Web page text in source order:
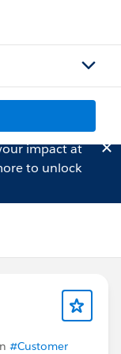
impact at
to unlock
#Customer